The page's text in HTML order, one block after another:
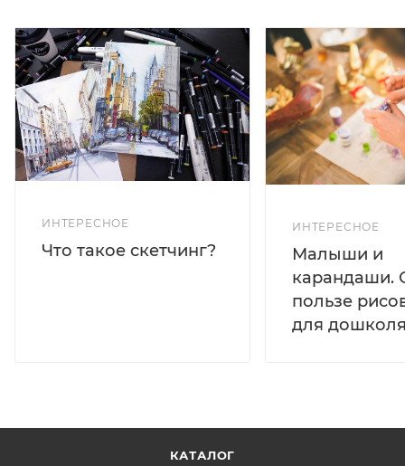
ИНТЕРЕСНОЕ
Что такое скетчинг?
ИНТЕРЕСНОЕ
Малыши и
карандаши.
пользе
для
КАТАЛОГ